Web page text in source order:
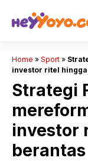
Home » Sport »
investor ritel
Strategi
investor